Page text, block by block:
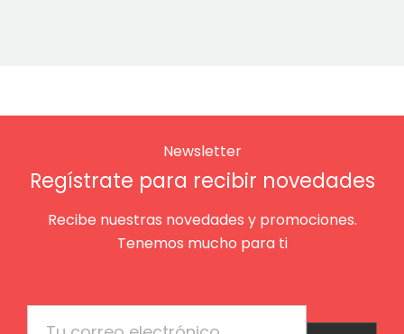
Newsletter
Regístrate para recibir novedades
Recibe nuestras novedades y promociones.
Tenemos mucho para ti
Enviar